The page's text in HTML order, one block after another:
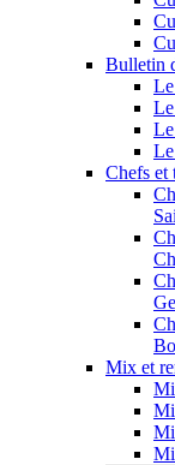
Bulletin
Chefs et
Mix et